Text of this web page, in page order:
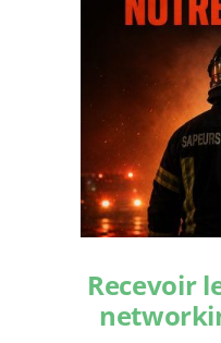
Recevoir